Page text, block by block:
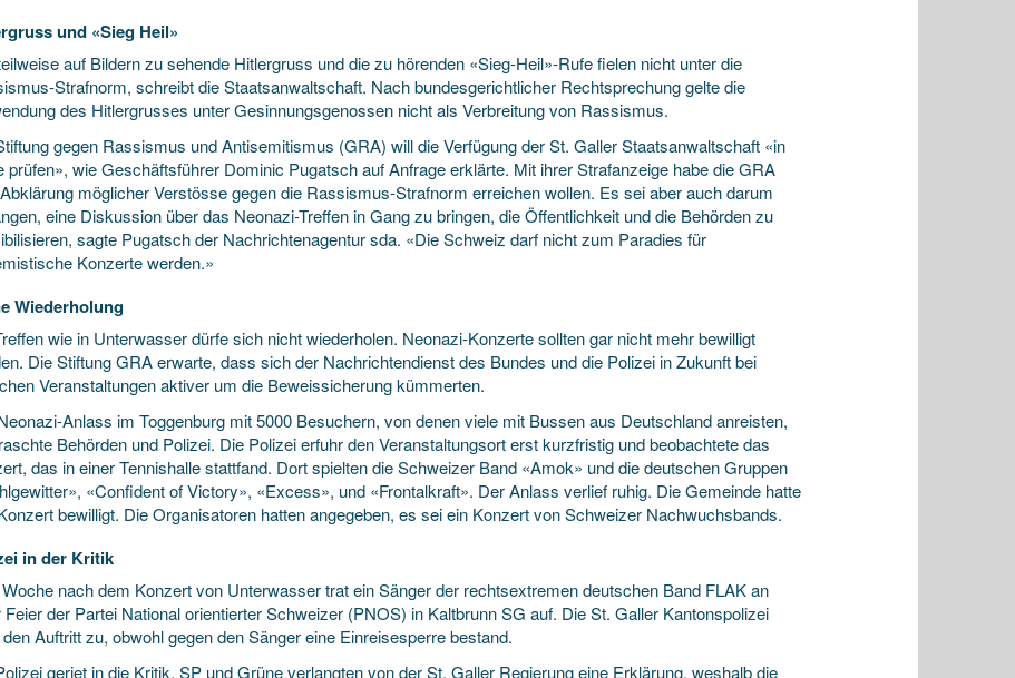
und «Sieg Heil»
auf Bildern zu sehende Hitlergruss und die zu hörenden «Sieg-Heil»-Rufe fielen nicht unter die
Strafnorm, schreibt die Staatsanwaltschaft. Nach bundesgerichtlicher Rechtsprechung gelte die
des Hitlergrusses unter Gesinnungsgenossen nicht als Verbreitung von Rassismus.
gegen Rassismus und Antisemitismus (GRA) will die Verfügung der St. Galler Staatsanwaltschaft «in
prüfen», wie Geschäftsführer Dominic Pugatsch auf Anfrage erklärte. Mit ihrer Strafanzeige habe die GRA
möglicher Verstösse gegen die Rassismus-Strafnorm erreichen wollen. Es sei aber auch darum
eine Diskussion über das Neonazi-Treffen in Gang zu bringen, die Öffentlichkeit und die Behörden zu
sagte Pugatsch der Nachrichtenagentur sda. «Die Schweiz darf nicht zum Paradies für
Konzerte werden.»
Wiederholung
wie in Unterwasser dürfe sich nicht wiederholen. Neonazi-Konzerte sollten gar nicht mehr bewilligt
Die Stiftung GRA erwarte, dass sich der Nachrichtendienst des Bundes und die Polizei in Zukunft bei
Veranstaltungen aktiver um die Beweissicherung kümmerten.
Anlass im Toggenburg mit 5000 Besuchern, von denen viele mit Bussen aus Deutschland anreisten,
Behörden und Polizei. Die Polizei erfuhr den Veranstaltungsort erst kurzfristig und beobachtete das
das in einer Tennishalle stattfand. Dort spielten die Schweizer Band «Amok» und die deutschen Gruppen
«Confident of Victory», «Excess», und «Frontalkraft». Der Anlass verlief ruhig. Die Gemeinde hatte
bewilligt. Die Organisatoren hatten angegeben, es sei ein Konzert von Schweizer Nachwuchsbands.
in der Kritik
nach dem Konzert von Unterwasser trat ein Sänger der rechtsextremen deutschen Band FLAK an
Feier der Partei National orientierter Schweizer (PNOS) in Kaltbrunn SG auf. Die St. Galler Kantonspolizei
Auftritt zu, obwohl gegen den Sänger eine Einreisesperre bestand.
geriet in die Kritik. SP und Grüne verlangten von der St. Galler Regierung eine Erklärung, weshalb die